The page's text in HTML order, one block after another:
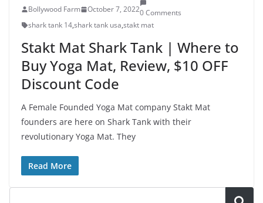
Bollywood Farm October 7, 20220 Comments
shark tank 14,shark tank usa,stakt mat
Stakt Mat Shark Tank | Where to
Buy Yoga Mat, Review, $10 OFF
Discount Code
A Female Founded Yoga Mat company Stakt Mat
founders are here on Shark Tank with their
revolutionary Yoga Mat. They
Read More